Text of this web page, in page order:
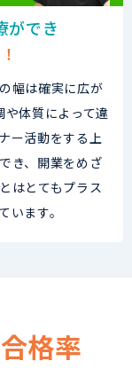
ができ
幅は確実に広が
や体質によって違
ー活動をする上
き、開業をめざ
はとてもプラス
います。
合格率